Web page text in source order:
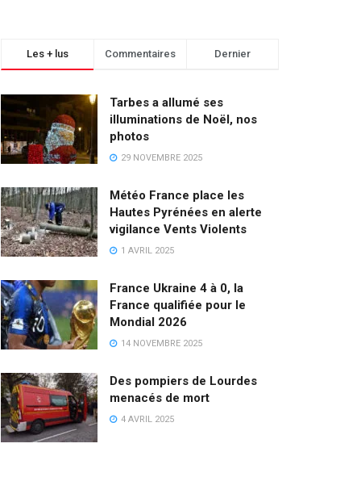
Les + lus Commentaires Dernier
Tarbes a allumé ses
illuminations de Noël, nos
photos
29 NOVEMBRE 2025
Météo France place les
Hautes Pyrénées en alerte
vigilance Vents Violents
1 AVRIL 2025
France Ukraine 4 à 0, la
France qualifiée pour le
Mondial 2026
14 NOVEMBRE 2025
Des pompiers de Lourdes
menacés de mort
4 AVRIL 2025